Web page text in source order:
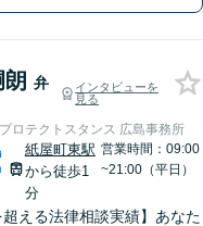
弁
インタビューを
見る
ロテクトスタンス 広島事務所
紙屋町東駅
から徒歩1
分
営業時間：09:00
~21:00（平日）
超える法律相談実績】あなた